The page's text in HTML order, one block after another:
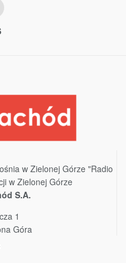
w Zielonej Górze "Radio
w Zielonej Górze
S.A.
1
Góra